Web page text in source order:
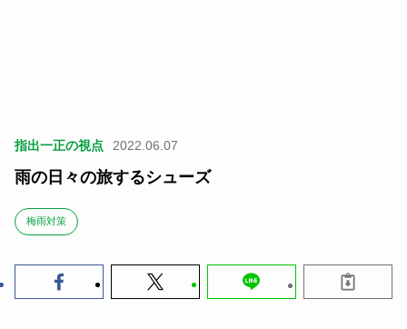
指出一正の視点 2022.06.07
雨の日々の旅するシューズ
梅雨対策